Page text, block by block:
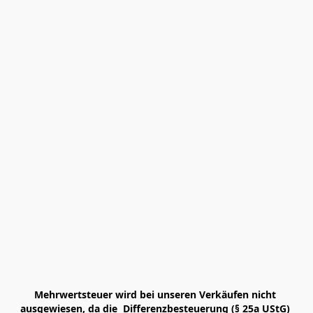
Mehrwertsteuer wird bei unseren Verkäufen nicht
ausgewiesen, da die  Differenzbesteuerung (§ 25a UStG)